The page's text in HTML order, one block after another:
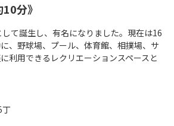
分》
て誕生し、有名になりました。現在は16
、野球場、プール、体育館、相撲場、サ
利用できるレクリエーションスペースと